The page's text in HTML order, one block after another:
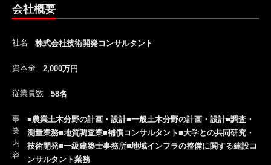
会社概要
社名 株式会社技術開発コンサルタント
資本金 2,000万円
従業員数 58名
事
業
内
容
■農業土木分野の計画・設計■一般土木分野の計画・設計■調査・
測量業務■地質調査業■補償コンサルタント■大学との共同研究・
技術開発■一級建築士事務所■地域インフラの整備に関する建設コ
ンサルタント業務